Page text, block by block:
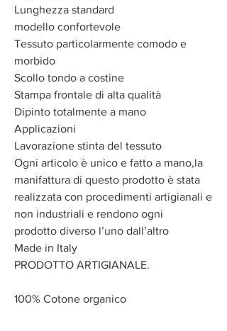
Lunghezza standard
modello confortevole
Tessuto particolarmente comodo e
morbido
Scollo tondo a costine
Stampa frontale di alta qualità
Dipinto totalmente a mano
Applicazioni
Lavorazione stinta del tessuto
Ogni articolo è unico e fatto a mano,la
manifattura di questo prodotto è stata
realizzata con procedimenti artigianali e
non industriali e rendono ogni
prodotto diverso l’uno dall’altro
Made in Italy
PRODOTTO ARTIGIANALE.
100% Cotone organico